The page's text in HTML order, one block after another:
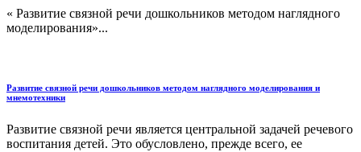
« Развитие связной речи дошкольников методом наглядного
моделирования»...
Развитие связной речи дошкольников методом наглядного моделирования и
мнемотехники
Развитие связной речи является центральной задачей речевого
воспитания детей. Это обусловлено, прежде всего, ее